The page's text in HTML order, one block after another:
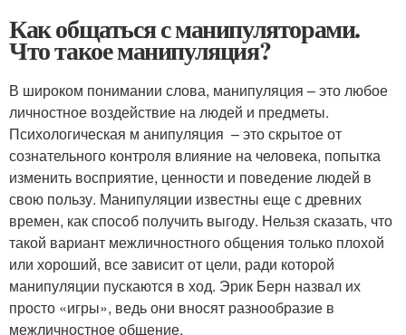
Как общаться с манипуляторами.
Что такое манипуляция?
В широком понимании слова, манипуляция – это любое
личностное воздействие на людей и предметы.
Психологическая м анипуляция – это скрытое от
сознательного контроля влияние на человека, попытка
изменить восприятие, ценности и поведение людей в
свою пользу. Манипуляции известны еще с древних
времен, как способ получить выгоду. Нельзя сказать, что
такой вариант межличностного общения только плохой
или хороший, все зависит от цели, ради которой
манипуляции пускаются в ход. Эрик Берн назвал их
просто «игры», ведь они вносят разнообразие в
межличностное общение.